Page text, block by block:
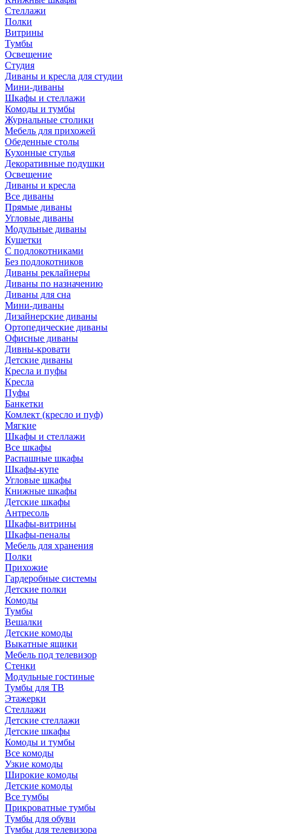
Стеллажи
Полки
Витрины
Тумбы
Освещение
Студия
Диваны и кресла для студии
Мини-диваны
Шкафы и стеллажи
Комоды и тумбы
Журнальные столики
Мебель для прихожей
Обеденные столы
Кухонные стулья
Декоративные подушки
Освещение
Диваны и кресла
Все диваны
Прямые диваны
Угловые диваны
Модульные диваны
Кушетки
С подлокотниками
Без подлокотников
Диваны реклайнеры
Диваны по назначению
Диваны для сна
Мини-диваны
Дизайнерские диваны
Ортопедические диваны
Офисные диваны
Дивны-кровати
Детские диваны
Кресла и пуфы
Кресла
Пуфы
Банкетки
Комлект (кресло и пуф)
Мягкие
Шкафы и стеллажи
Все шкафы
Распашные шкафы
Шкафы-купе
Угловые шкафы
Книжные шкафы
Детские шкафы
Антресоль
Шкафы-витрины
Шкафы-пеналы
Мебель для хранения
Полки
Прихожие
Гардеробные системы
Детские полки
Комоды
Тумбы
Вешалки
Детские комоды
Выкатные ящики
Мебель под телевизор
Стенки
Модульные гостиные
Тумбы для ТВ
Этажерки
Стеллажи
Детские стеллажи
Детские шкафы
Комоды и тумбы
Все комоды
Узкие комоды
Широкие комоды
Детские комоды
Все тумбы
Прикроватные тумбы
Тумбы для обуви
Тумбы для телевизора